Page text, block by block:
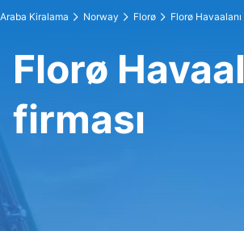
Araba Kiralama Norway Florø Florø Havaalanı
Florø
firması